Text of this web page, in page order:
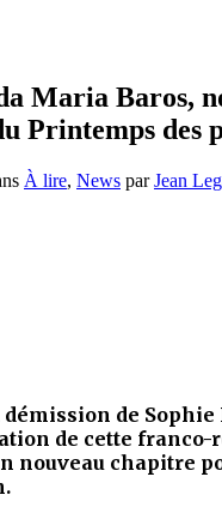
Maria Baros,
Printemps des
À lire, News parJean
de Sophie
de cette franco-
nouveau chapitre